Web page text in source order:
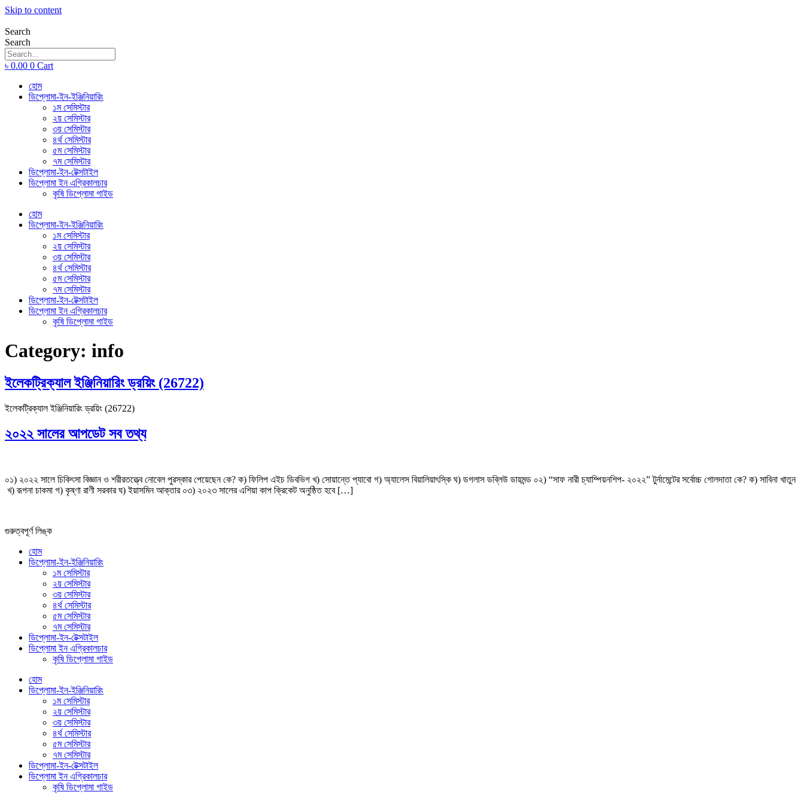
Skip to content
Search
Search
৳ 0.00 0 Cart
হোম
ডিপ্লোমা-ইন-ইঞ্জিনিয়ারিং
১ম সেমিস্টার
২য় সেমিস্টার
৩য় সেমিস্টার
৪র্থ সেমিস্টার
৫ম সেমিস্টার
৭ম সেমিস্টার
ডিপ্লোমা-ইন-টেক্সটাইল
ডিপ্লোমা ইন এগ্রিকালচার
কৃষি ডিপ্লোমা গাইড
হোম
ডিপ্লোমা-ইন-ইঞ্জিনিয়ারিং
১ম সেমিস্টার
২য় সেমিস্টার
৩য় সেমিস্টার
৪র্থ সেমিস্টার
৫ম সেমিস্টার
৭ম সেমিস্টার
ডিপ্লোমা-ইন-টেক্সটাইল
ডিপ্লোমা ইন এগ্রিকালচার
কৃষি ডিপ্লোমা গাইড
Category: info
ইলেকট্রিক্যাল ইঞ্জিনিয়ারিং ড্রয়িং (26722)
ইলেকট্রিক্যাল ইঞ্জিনিয়ারিং ড্রয়িং (26722)
২০২২ সালের আপডেট সব তথ্য
০১) ২০২২ সালে চিকিৎসা বিজ্ঞান ও শরীরতত্ত্বে নোবেল পুরস্কার পেয়েছেন কে? ক) ফিলিপ এইচ ডিবভিগ খ) সোয়ান্তে প্যাবো গ) অ্যালেস বিয়ালিয়াৎস্কি ঘ) ডগলাস ডব্লিউ ডায়মন্ড ০২) “সাফ নারী চ্যাম্পিয়নশিপ- ২০২২” টুর্নামেন্টের সর্বোচ্চ গোলদাতা কে? ক) সাবিনা খাতুন
খ) রূপনা চাকমা গ) কৃষ্ণা রাণী সরকার ঘ) ইয়াসমিন আক্তার ০৩) ২০২৩ সালের এশিয়া কাপ ক্রিকেট অনুষ্ঠিত হবে […]
গুরুত্বপূর্ণ লিঙ্ক
হোম
ডিপ্লোমা-ইন-ইঞ্জিনিয়ারিং
১ম সেমিস্টার
২য় সেমিস্টার
৩য় সেমিস্টার
৪র্থ সেমিস্টার
৫ম সেমিস্টার
৭ম সেমিস্টার
ডিপ্লোমা-ইন-টেক্সটাইল
ডিপ্লোমা ইন এগ্রিকালচার
কৃষি ডিপ্লোমা গাইড
হোম
ডিপ্লোমা-ইন-ইঞ্জিনিয়ারিং
১ম সেমিস্টার
২য় সেমিস্টার
৩য় সেমিস্টার
৪র্থ সেমিস্টার
৫ম সেমিস্টার
৭ম সেমিস্টার
ডিপ্লোমা-ইন-টেক্সটাইল
ডিপ্লোমা ইন এগ্রিকালচার
কৃষি ডিপ্লোমা গাইড